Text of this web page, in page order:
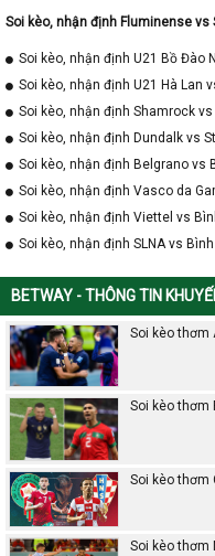
Soi kèo, nhận định Fluminense
Soi kèo, nhận định U21 Bồ Đào
Soi kèo, nhận định U21 Hà Lan
Soi kèo, nhận định Shamrock
Soi kèo, nhận định Dundalk vs
Soi kèo, nhận định Belgrano vs
Soi kèo, nhận định Vasco da
Soi kèo, nhận định Viettel vs
Soi kèo, nhận định SLNA vs
BETWAY - THÔNG TIN
Soi kèo thơm
Soi kèo thơm
Soi kèo thơm
Soi kèo thơm